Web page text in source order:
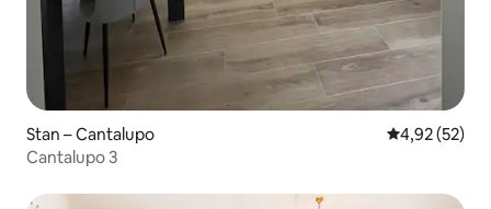
Stan – Cantalupo Prosječna
4,92 (52)
Cantalupo 3